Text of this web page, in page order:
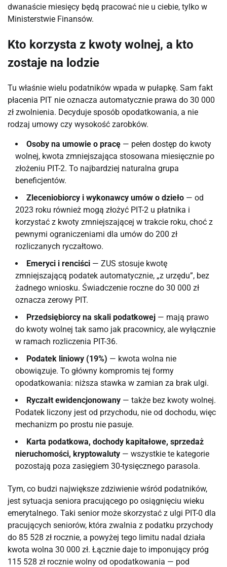
dwanaście miesięcy będą pracować nie u ciebie, tylko w
Ministerstwie Finansów.
Kto korzysta z kwoty wolnej, a kto
zostaje na lodzie
Tu właśnie wielu podatników wpada w pułapkę. Sam fakt
płacenia PIT nie oznacza automatycznie prawa do 30 000
zł zwolnienia. Decyduje sposób opodatkowania, a nie
rodzaj umowy czy wysokość zarobków.
Osoby na umowie o pracę — pełen dostęp do kwoty
wolnej, kwota zmniejszająca stosowana miesięcznie po
złożeniu PIT-2. To najbardziej naturalna grupa
beneficjentów.
Zleceniobiorcy i wykonawcy umów o dzieło — od
2023 roku również mogą złożyć PIT-2 u płatnika i
korzystać z kwoty zmniejszającej w trakcie roku, choć z
pewnymi ograniczeniami dla umów do 200 zł
rozliczanych ryczałtowo.
Emeryci i renciści — ZUS stosuje kwotę
zmniejszającą podatek automatycznie, „z urzędu”, bez
żadnego wniosku. Świadczenie roczne do 30 000 zł
oznacza zerowy PIT.
Przedsiębiorcy na skali podatkowej — mają prawo
do kwoty wolnej tak samo jak pracownicy, ale wyłącznie
w ramach rozliczenia PIT-36.
Podatek liniowy (19%) — kwota wolna nie
obowiązuje. To główny kompromis tej formy
opodatkowania: niższa stawka w zamian za brak ulgi.
Ryczałt ewidencjonowany — także bez kwoty wolnej.
Podatek liczony jest od przychodu, nie od dochodu, więc
mechanizm po prostu nie pasuje.
Karta podatkowa, dochody kapitałowe, sprzedaż
nieruchomości, kryptowaluty — wszystkie te kategorie
pozostają poza zasięgiem 30-tysięcznego parasola.
Tym, co budzi największe zdziwienie wśród podatników,
jest sytuacja seniora pracującego po osiągnięciu wieku
emerytalnego. Taki senior może skorzystać z ulgi PIT-0 dla
pracujących seniorów, która zwalnia z podatku przychody
do 85 528 zł rocznie, a powyżej tego limitu nadal działa
kwota wolna 30 000 zł. Łącznie daje to imponujący próg
115 528 zł rocznie wolny od opodatkowania — pod